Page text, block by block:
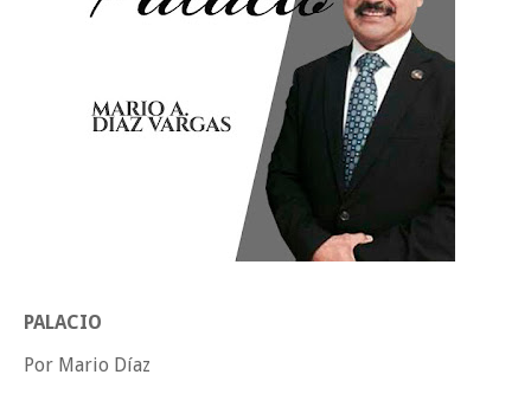
La ONU publica Segundo Informe Subnacional de Tamaulipas
Disney reconoce a nivel mundial talento de estudiante de la UAT
Ayuntamiento entrega apoyos del programa "Ruta Segura,
la Educación"
Sabado, 8 Agosto
PALACIO
Por Mario Díaz